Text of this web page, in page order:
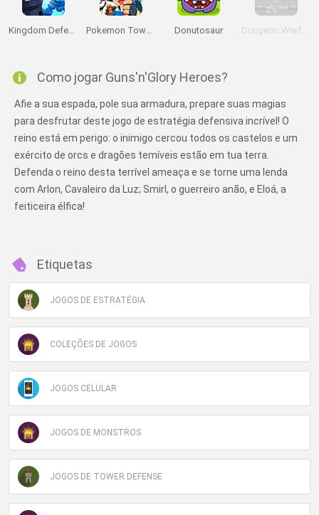
Kingdom Defense Pokemon Tower Defense: Hacked Donutosaur Dungeon Warfare
Como jogar Guns'n'Glory Heroes?
Afie a sua espada, pole sua armadura, prepare suas magias
para desfrutar deste jogo de estratégia defensiva incrível! O
reino está em perigo: o inimigo cercou todos os castelos e um
exército de orcs e dragões temíveis estão em tua terra.
Defenda o reino desta terrível ameaça e se torne uma lenda
com Arlon, Cavaleiro da Luz; Smirl, o guerreiro anão, e Eloá, a
feiticeira élfica!
Etiquetas
JOGOS DE ESTRATÉGIA
COLEÇÕES DE JOGOS
JOGOS CELULAR
JOGOS DE MONSTROS
JOGOS DE TOWER DEFENSE